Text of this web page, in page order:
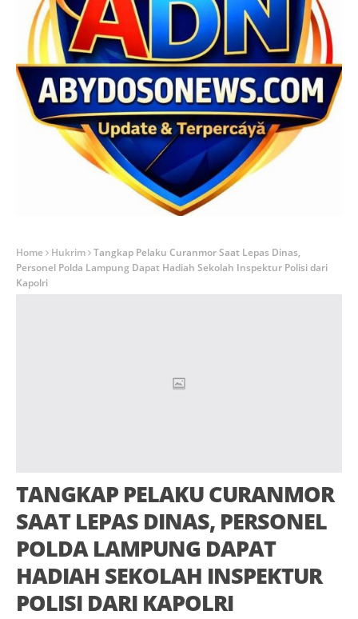
Home Hukrim Tangkap Pelaku Curanmor Saat Lepas Dinas,
Personel Polda Lampung Dapat Hadiah Sekolah Inspektur Polisi dari
Kapolri
TANGKAP PELAKU CURANMOR
SAAT LEPAS DINAS, PERSONEL
POLDA LAMPUNG DAPAT
HADIAH SEKOLAH INSPEKTUR
POLISI DARI KAPOLRI